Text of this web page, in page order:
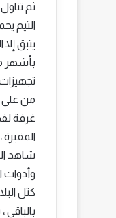
ثم
التيم
يتبق
بأشهر
من على
غرفة
شاهد
وأدوات
كتل